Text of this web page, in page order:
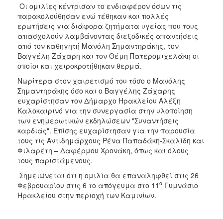
ΠΟΛΗΟι ομιλίες κέντρισαν το ενδιαφέρον όσων τις
παρακολούθησαν ενώ τέθηκαν και πολλές
ερωτήσεις για διάφορα ζητήματα υγείας που τους
απασχολούν λαμβάνοντας διεξοδικές απαντήσεις
από τον καθηγητή Μανόλη Σημαντηράκης, τον
Βαγγέλη Ζάχαρη και τον Θέμη Πατερομιχελάκη οι
οποίοι και χειροκροτήθηκαν θερμά.
Νωρίτερα στον χαιρετισμό του τόσο ο Μανόλης
Σημαντηράκης όσο και ο Βαγγέλης Ζάχαρης
ευχαρίστησαν τον Δήμαρχο Ηρακλείου Αλέξη
Καλοκαιρινό για την συνεργασία στην υλοποίηση
των ενημερωτικών εκδηλώσεων "Συναντήσεις
καρδιάς". Επίσης ευχαρίστησαν για την παρουσία
τους τις Αντιδημάρχους Ρένα Παπαδάκη-Σκαλίδη και
Φιλαρέτη – Δαφέρμου Χρονάκη, όπως και όλους
τους παριστάμενους.
Σημειώνεται ότι η ομιλία θα επαναληφθεί στις 26
Φεβρουαρίου στις 6 το απόγευμα στο 11 ο Γυμνάσιο
Ηρακλείου στην περιοχή των Καμινίων.